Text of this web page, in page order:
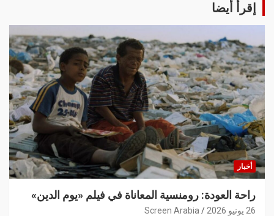
إقرأ أيضا
أخبار
راحة العودة: رومنسية المعاناة في فيلم «يوم الدين»
26 يونيو 2026 Screen Arabia